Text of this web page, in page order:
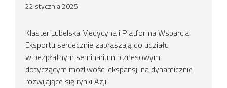
22 stycznia 2025
Klaster Lubelska Medycyna i Platforma Wsparcia
Eksportu serdecznie zapraszają do udziału
w bezpłatnym seminarium biznesowym
dotyczącym możliwości ekspansji na dynamicznie
rozwijające się rynki Azji